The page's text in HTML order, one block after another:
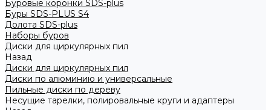
Буровые коронки SDS-plus
Буры SDS-PLUS S4
Долота SDS-plus
Наборы буров
Диски для циркулярных пил
Назад
Диски для циркулярных пил
Диски по алюминию и универсальные
Пильные диски по дереву
Несущие тарелки, полировальные круги и адаптеры